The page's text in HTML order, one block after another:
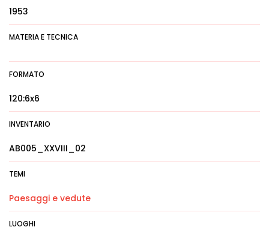
1953
MATERIA E TECNICA
FORMATO
120:6x6
INVENTARIO
AB005_XXVIII_02
TEMI
Paesaggi e vedute
LUOGHI